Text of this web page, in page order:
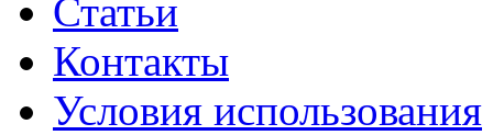
Статьи
Контакты
Условия использования